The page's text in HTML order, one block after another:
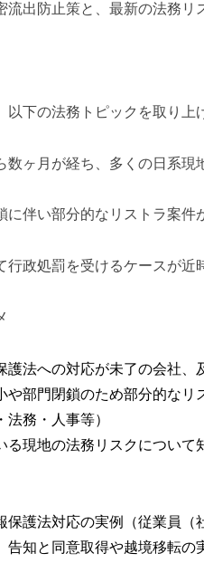
出防止策と、最新の法務リ
下の法務トピックを取り上
ヶ月が経ち、多くの日系現
伴い部分的なリストラ案件
政処罰を受けるケースが近
法への対応が未了の会社、
部門閉鎖のため部分的なリ
務・人事等）
現地の法務リスクについて
護法対応の実例（従業員（
知と同意取得や越境移転の